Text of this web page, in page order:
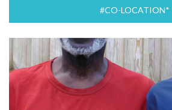
#CO-LOCATION*